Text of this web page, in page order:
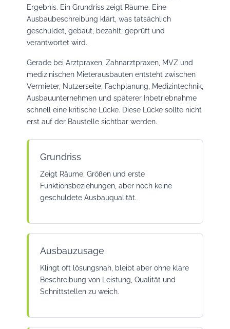
Ergebnis. Ein Grundriss zeigt Räume. Eine
Ausbaubeschreibung klärt, was tatsächlich
geschuldet, gebaut, bezahlt, geprüft und
verantwortet wird.
Gerade bei Arztpraxen, Zahnarztpraxen, MVZ und
medizinischen Mieterausbauten entsteht zwischen
Vermieter, Nutzerseite, Fachplanung, Medizintechnik,
Ausbauunternehmen und späterer Inbetriebnahme
schnell eine kritische Lücke. Diese Lücke sollte nicht
erst auf der Baustelle sichtbar werden.
Grundriss
Zeigt Räume, Größen und erste
Funktionsbeziehungen, aber noch keine
geschuldete Ausbauqualität.
Ausbauzusage
Klingt oft lösungsnah, bleibt aber ohne klare
Beschreibung von Leistung, Qualität und
Schnittstellen zu weich.